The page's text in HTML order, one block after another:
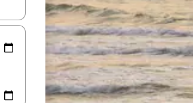
для навігації сторінкою клавіші зі